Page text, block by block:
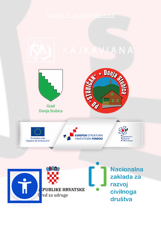
Izjava o pristupačnosti